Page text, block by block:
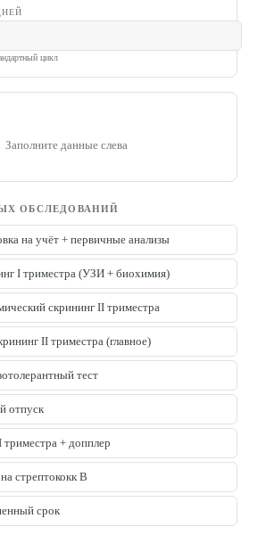
цикл
Заполните данные слева
ОБСЛЕДОВАНИЙ
на учёт + первичные анализы
I триместра (УЗИ + биохимия)
скрининг II триместра
II триместра (главное)
тест
отпуск
+ допплер
стрептококк B
срок